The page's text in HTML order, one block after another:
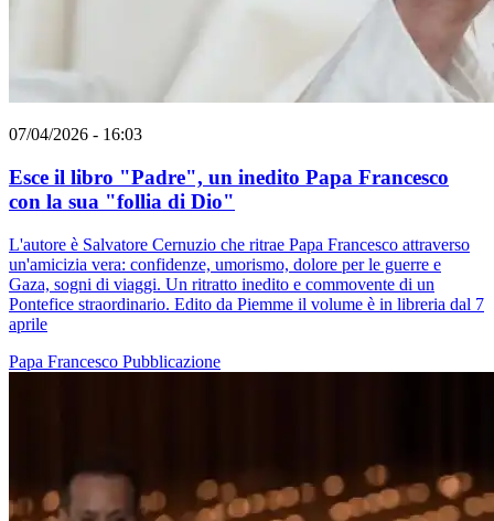
07/04/2026 - 16:03
Esce il libro "Padre", un inedito Papa Francesco
con la sua "follia di Dio"
L'autore è Salvatore Cernuzio che ritrae Papa Francesco attraverso
un'amicizia vera: confidenze, umorismo, dolore per le guerre e
Gaza, sogni di viaggi. Un ritratto inedito e commovente di un
Pontefice straordinario. Edito da Piemme il volume è in libreria dal 7
aprile
Papa Francesco Pubblicazione